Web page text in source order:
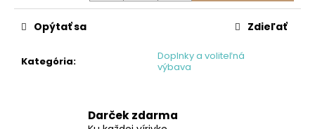
cena:
Kategória:
Doplnky a voliteľná
výbava
Opýtať sa Zdieľať
Darček zdarma
O
p